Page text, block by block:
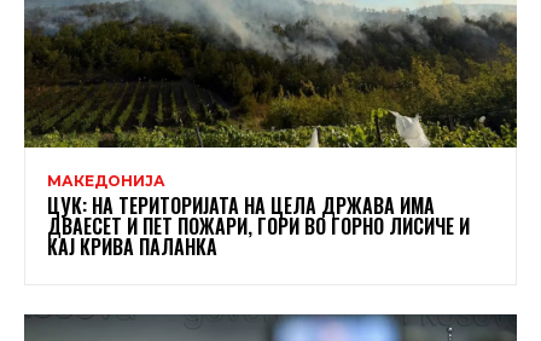
МАКЕДОНИЈА
ЦУК: НА ТЕРИТОРИЈАТА НА ЦЕЛА ДРЖАВА ИМА
ДВАЕСЕТ И ПЕТ ПОЖАРИ, ГОРИ ВО ГОРНО ЛИСИЧЕ И
КАЈ КРИВА ПАЛАНКА